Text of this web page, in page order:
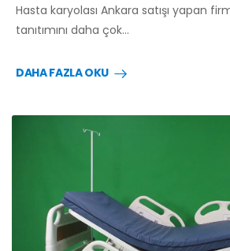
Hasta karyolası Ankara satışı yapan
tanıtımını daha çok…
DAHA FAZLA OKU